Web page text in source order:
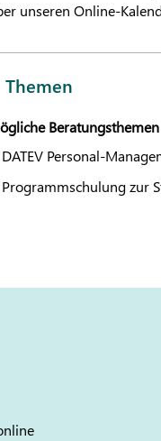
unseren Online-
Themen
Beratungsthemen
DATEVPersonal-
Programmschulung zur